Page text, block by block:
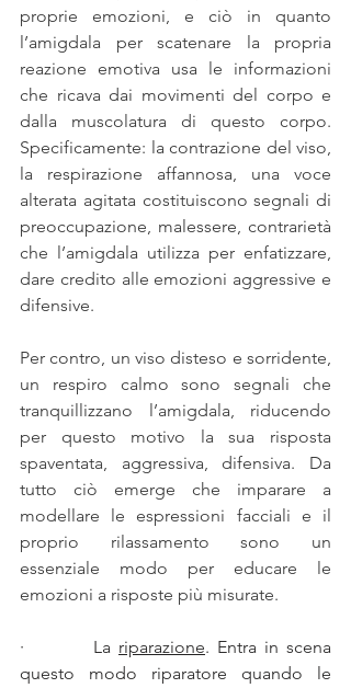
proprie emozioni, e ciò in quanto
l’amigdala per scatenare la propria
reazione emotiva usa le informazioni
che ricava dai movimenti del corpo e
dalla muscolatura di questo corpo.
Specificamente: la contrazione del viso,
la respirazione affannosa, una voce
alterata agitata costituiscono segnali di
preoccupazione, malessere, contrarietà
che l’amigdala utilizza per enfatizzare,
dare credito alle emozioni aggressive e
difensive.
Per contro, un viso disteso e sorridente,
un respiro calmo sono segnali che
tranquillizzano l’amigdala, riducendo
per questo motivo la sua risposta
spaventata, aggressiva, difensiva. Da
tutto ciò emerge che imparare a
modellare le espressioni facciali e il
proprio rilassamento sono un
essenziale modo per educare le
emozioni a risposte più misurate.
·         La riparazione. Entra in scena
questo modo riparatore quando le